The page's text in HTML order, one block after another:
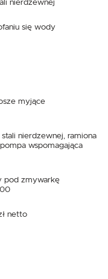
nierdzewnej
się wody
myjące
nierdzewnej, ramiona
wspomagająca
pod zmywarkę
netto